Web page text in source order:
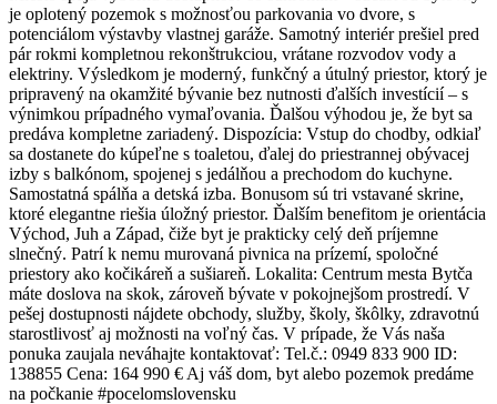
je oplotený pozemok s možnosťou parkovania vo dvore, s
potenciálom výstavby vlastnej garáže. Samotný interiér prešiel pred
pár rokmi kompletnou rekonštrukciou, vrátane rozvodov vody a
elektriny. Výsledkom je moderný, funkčný a útulný priestor, ktorý je
pripravený na okamžité bývanie bez nutnosti ďalších investícií – s
výnimkou prípadného vymaľovania. Ďalšou výhodou je, že byt sa
predáva kompletne zariadený. Dispozícia: Vstup do chodby, odkiaľ
sa dostanete do kúpeľne s toaletou, ďalej do priestrannej obývacej
izby s balkónom, spojenej s jedálňou a prechodom do kuchyne.
Samostatná spálňa a detská izba. Bonusom sú tri vstavané skrine,
ktoré elegantne riešia úložný priestor. Ďalším benefitom je orientácia
Východ, Juh a Západ, čiže byt je prakticky celý deň príjemne
slnečný. Patrí k nemu murovaná pivnica na prízemí, spoločné
priestory ako kočikáreň a sušiareň. Lokalita: Centrum mesta Bytča
máte doslova na skok, zároveň bývate v pokojnejšom prostredí. V
pešej dostupnosti nájdete obchody, služby, školy, škôlky, zdravotnú
starostlivosť aj možnosti na voľný čas. V prípade, že Vás naša
ponuka zaujala neváhajte kontaktovať: Tel.č.: 0949 833 900 ID:
138855 Cena: 164 990 € Aj váš dom, byt alebo pozemok predáme
na počkanie #pocelomslovensku